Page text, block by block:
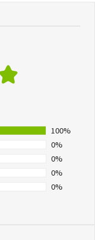
100%
0%
0%
0%
0%